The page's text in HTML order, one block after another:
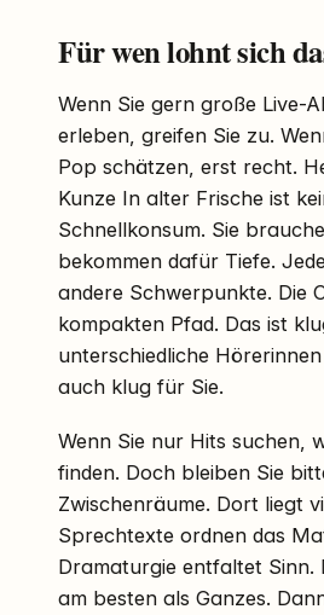
Für wen lohnt sich
Wenn Sie gern große Live-
erleben, greifen Sie zu.
Pop schätzen, erst recht.
Kunze In alter Frische ist
Schnellkonsum. Sie
bekommen dafür Tiefe.
andere Schwerpunkte. Die
kompakten Pfad. Das ist
unterschiedliche
auch klug für Sie.
Wenn Sie nur Hits suchen,
finden. Doch bleiben Sie
Zwischenräume. Dort liegt
Sprechtexte ordnen das
Dramaturgie entfaltet Sinn.
am besten als Ganzes.